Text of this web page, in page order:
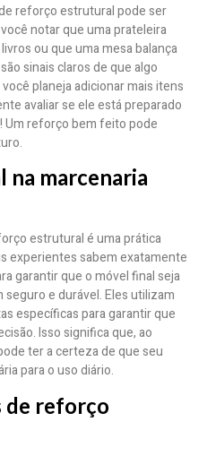
reforço estrutural pode ser
notar que uma prateleira
ou que uma mesa balança
sinais claros de que algo
planeja adicionar mais itens
avaliar se ele está preparado
Um reforço bem feito pode
marcenaria
estrutural é uma prática
experientes sabem exatamente
garantir que o móvel final seja
e durável. Eles utilizam
específicas para garantir que
Isso significa que, ao
ter a certeza de que seu
para o uso diário.
de reforço